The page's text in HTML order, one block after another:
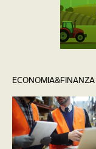
ECONOMIA&FINANZA